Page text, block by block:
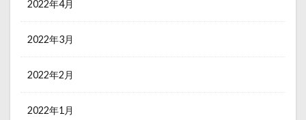
2022年4月
2022年3月
2022年2月
2022年1月